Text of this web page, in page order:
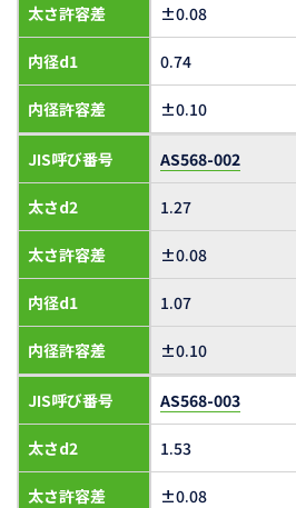
太さ許容差
内径d1
内径許容差
±0.08
0.74
±0.10
JIS呼び番号
太さd2
太さ許容差
内径d1
内径許容差
AS568-002
1.27
±0.08
1.07
±0.10
JIS呼び番号
太さd2
太さ許容差
AS568-003
1.53
±0.08